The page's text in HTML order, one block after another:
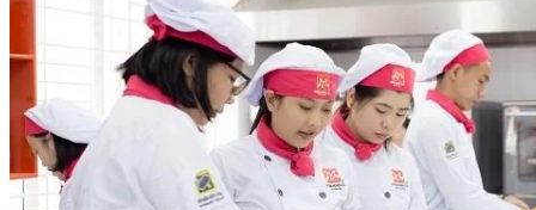
Cách Làm Bánh Việt
Cách Làm Bánh Âu
Cách Làm Bánh Kem
Cách Làm Bánh Mì
Cách Làm Bánh Trung Thu
Cách Làm Bánh Flan
Cách Làm Bánh Bao
Cách Làm Bánh Bông Lan
Cách Làm Bánh Su Kem
Cách làm bánh CupCake